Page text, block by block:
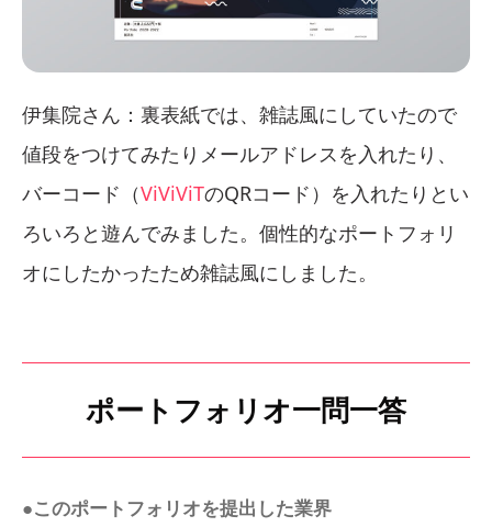
伊集院さん：裏表紙では、雑誌風にしていたので
値段をつけてみたりメールアドレスを入れたり、
バーコード（ViViViTのQRコード）を入れたりとい
ろいろと遊んでみました。個性的なポートフォリ
オにしたかったため雑誌風にしました。
ポートフォリオ一問一答
●このポートフォリオを提出した業界